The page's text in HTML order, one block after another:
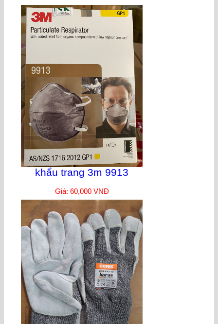
khẩu trang 3m 9913
Giá: 60,000 VNĐ